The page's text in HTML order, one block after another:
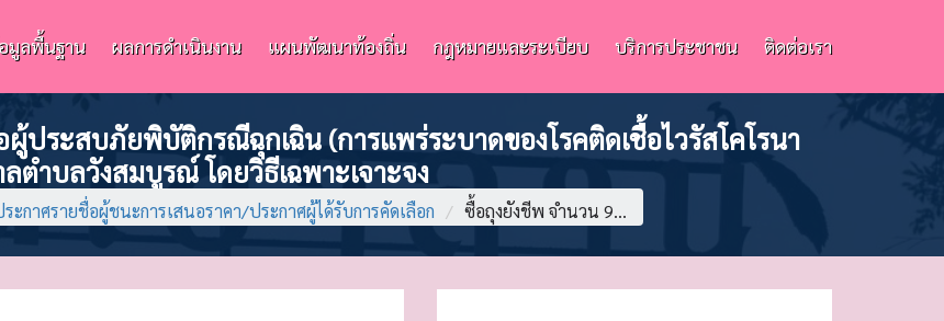
มูลพื้นฐาน ผลการดำเนินงาน แผนพัฒนาท้องถิ่น กฎหมายและระเบียบ บริการประชาชน ติดต่อเรา
ประสบภัยพิบัติกรณีฉุกเฉิน (การแพร่ระบาดของโรคติดเชื้อไวรัสโคโรนา
ตำบลวังสมบูรณ์ โดยวิธีเฉพาะเจาะจง
ระกาศรายชื่อผู้ชนะการเสนอราคา/ประกาศผู้ได้รับการคัดเลือก / ซื้อถุงยังชีพ จำนวน 9...